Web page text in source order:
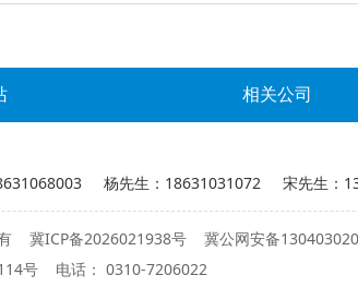
有 冀ICP备2026021938号
冀公网安备
号 电话： 0310-7206022
杨先生：18631031072 宋先生：
相关公司